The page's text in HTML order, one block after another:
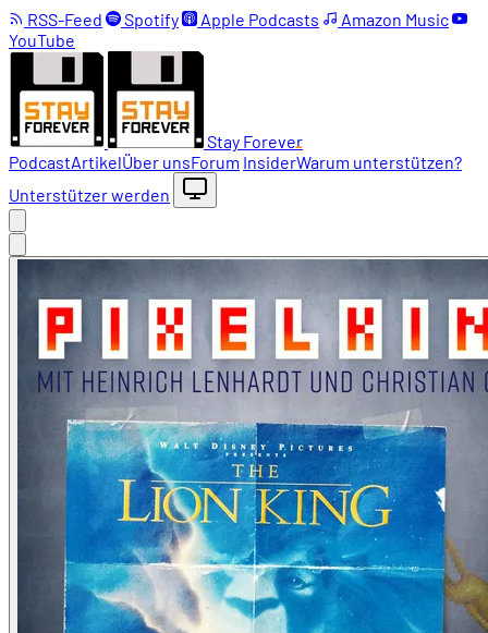
RSS-Feed Spotify Apple Podcasts
Amazon Music
YouTube
Stay Forever
PodcastArtikelÜber unsForum InsiderWarum unterstützen?
Unterstützer werden